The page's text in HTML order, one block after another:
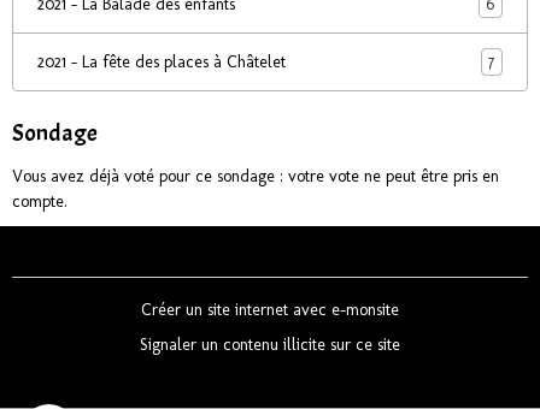
2021 - La Balade des enfants
2021 - La fête des places à Châtelet 7
Sondage
Vous avez déjà voté pour ce sondage : votre vote ne peut être pris en
compte.
Créer un site internet avec e-monsite
Signaler un contenu illicite sur ce site